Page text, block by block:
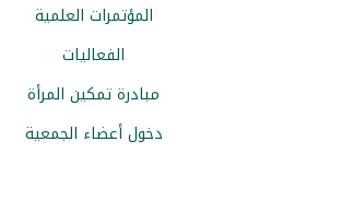
المؤتمرات العلمية
الفعاليات
مبادرة تمكين المرأة
دخول أعضاء الجمعية